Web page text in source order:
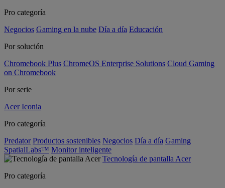
Pro categoría
Negocios Gaming en la nube Día a día Educación
Por solución
Chromebook Plus ChromeOS Enterprise Solutions Cloud Gaming
on Chromebook
Por serie
Acer Iconia
Pro categoría
Predator Productos sostenibles Negocios Día a día Gaming
SpatialLabs™ Monitor inteligente
Tecnología de pantalla Acer
Pro categoría